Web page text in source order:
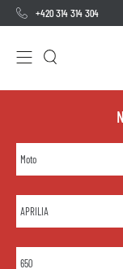
+420 314 314 304